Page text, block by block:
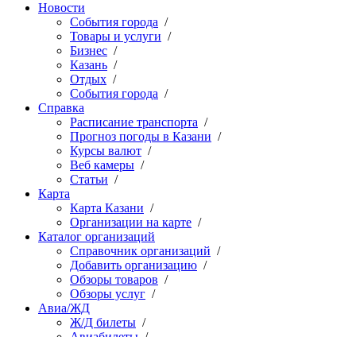
Новости
События города /
Товары и услуги /
Бизнес /
Казань /
Отдых /
События города /
Справка
Расписание транспорта /
Прогноз погоды в Казани /
Курсы валют /
Веб камеры /
Статьи /
Карта
Карта Казани /
Организации на карте /
Каталог организаций
Справочник организаций /
Добавить организацию /
Обзоры товаров /
Обзоры услуг /
Авиа/ЖД
Ж/Д билеты /